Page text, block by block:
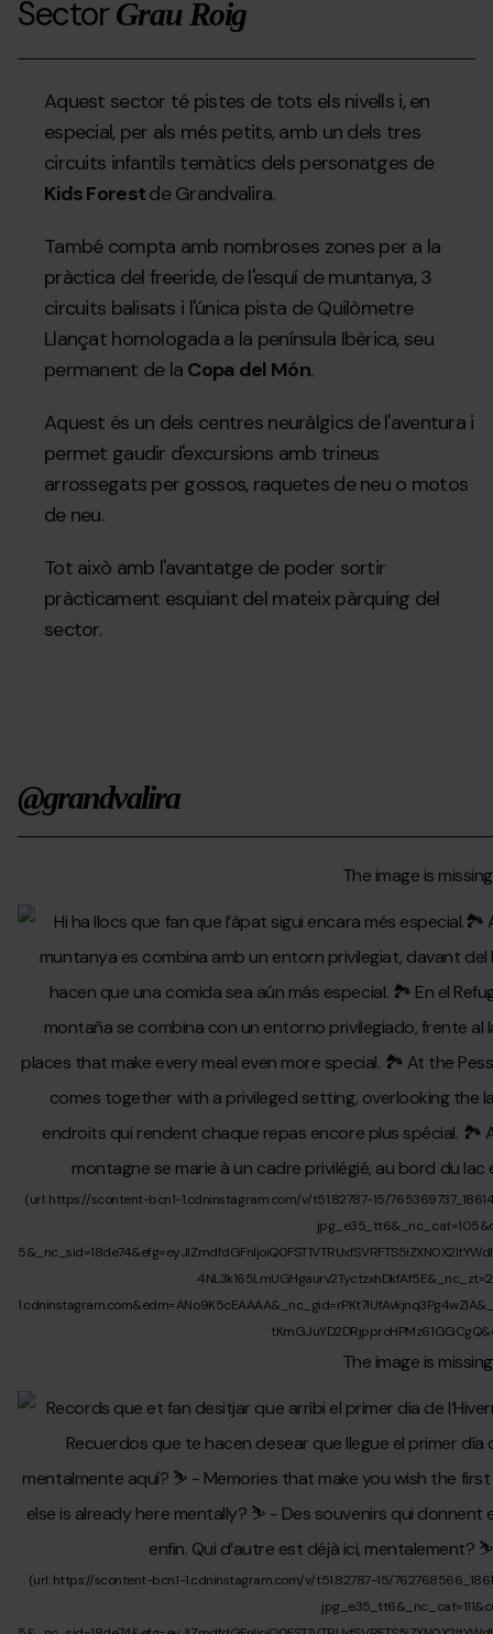
SectorGrau Roig
Aquest sector té pistes de tots els nivells i, en
especial, per als més petits, amb un dels tres
circuits infantils temàtics dels personatges de
Kids Forestde Grandvalira.
També compta amb nombroses zones per a la
pràctica del freeride, de l'esquí de muntanya, 3
circuits balisats i l'única pista de Quilòmetre
Llançat homologada a la península Ibèrica, seu
permanent de la Copa del Món.
Aquest és un dels centres neuràlgics de l'aventura i
permet gaudir d'excursions amb trineus
arrossegats per gossos, raquetes de neu o motos
de neu.
Tot això amb l'avantatge de poder sortir
pràcticament esquiant del mateix pàrquing del
sector.
@grandvalira